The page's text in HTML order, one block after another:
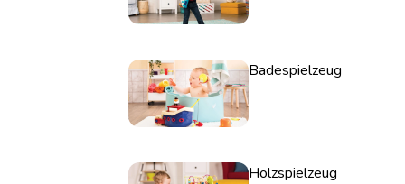
Badespielzeug
Holzspielzeug